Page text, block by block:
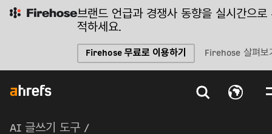
브랜드 언급과 경쟁사 동향을 실시간으로
적하세요.
Firehose 무료로 이용하기 Firehose 살펴
AI 글쓰기 도구 /